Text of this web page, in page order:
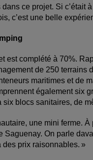
dans ce projet. Si
c’est une belle
est complété à 70%.
de 250 terrains
maritimes et de
également six
blocs sanitaires, de
une mini ferme.
On parle
prix raisonnables. »